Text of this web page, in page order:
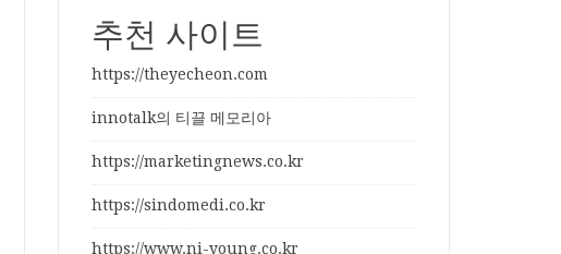
추천 사이트
https://theyecheon.com
innotalk의 티끌 메모리아
https://marketingnews.co.kr
https://sindomedi.co.kr
https://www.ni-young.co.kr